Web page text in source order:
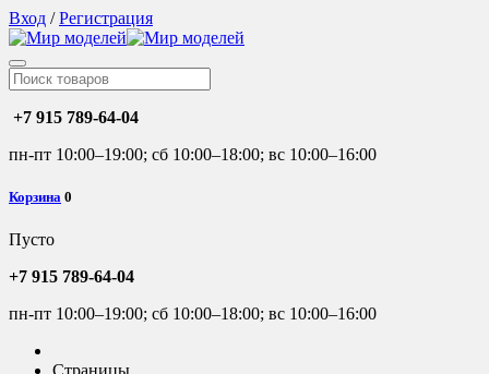
Вход /Регистрация
+7 915 789-64-04
пн-пт 10:00–19:00; сб 10:00–18:00; вс 10:00–16:00
Корзина 0
Пусто
+7 915 789-64-04
пн-пт 10:00–19:00; сб 10:00–18:00; вс 10:00–16:00